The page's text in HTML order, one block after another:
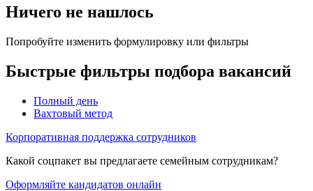
Ничего не нашлось
Попробуйте изменить формулировку или фильтры
Быстрые фильтры подбора вакансий
Полный день
Вахтовый метод
Корпоративная поддержка сотрудников
Какой соцпакет вы предлагаете семейным сотрудникам?
Оформляйте кандидатов онлайн